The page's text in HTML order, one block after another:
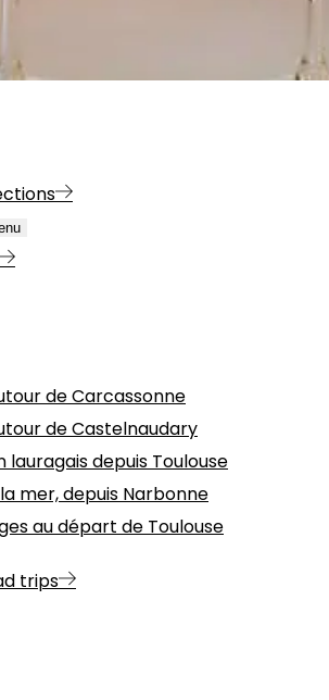
de Carcassonne
de Castelnaudary
lauragais depuis Toulouse
la mer, depuis Narbonne
au départ de Toulouse
trips